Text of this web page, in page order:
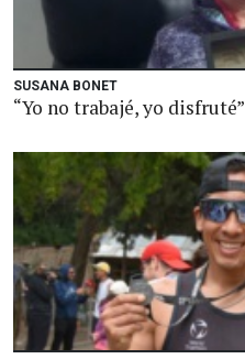
SUSANA BONET
“Yo no trabajé, yo disfruté”